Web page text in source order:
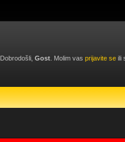
Dobrodošli, Gost . Molim vas prijavite se ili